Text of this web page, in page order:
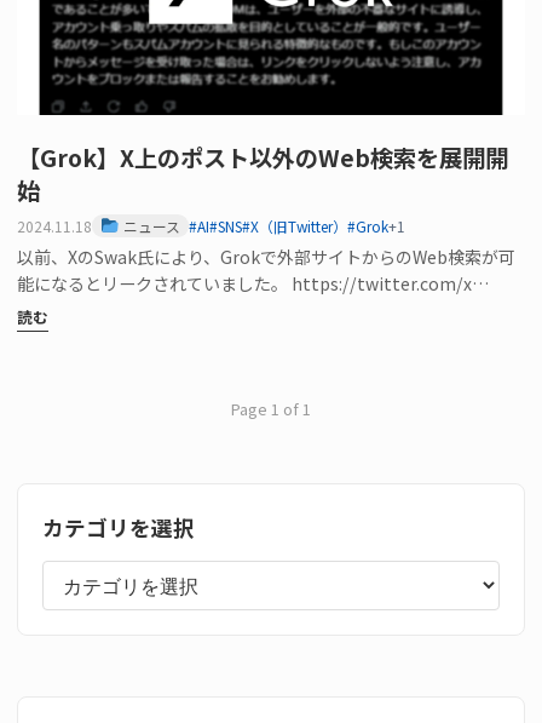
【Grok】X上のポスト以外のWeb検索を展開開
始
2024.11.18 ニュース #AI#SNS#X（旧Twitter） #Grok+1
以前、XのSwak氏により、Grokで外部サイトからのWeb検索が可
能になるとリークされていました。 https://twitter.com/x…
読む
Page 1 of 1
カテゴリを選択